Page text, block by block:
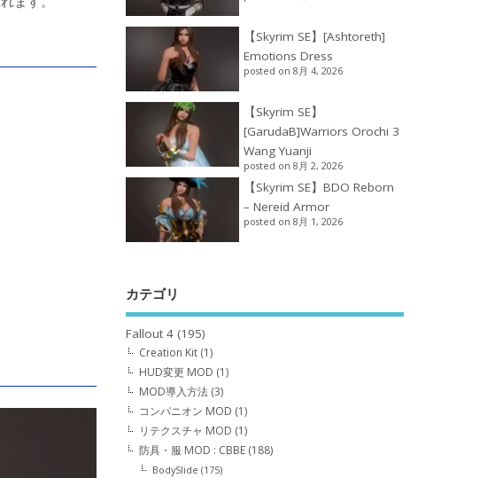
【Skyrim SE】[Ashtoreth]
Emotions Dress
posted on 8月 4, 2026
【Skyrim SE】
[GarudaB]Warriors Orochi 3
Wang Yuanji
posted on 8月 2, 2026
【Skyrim SE】BDO Reborn
– Nereid Armor
posted on 8月 1, 2026
カテゴリ
Fallout 4 (195)
Creation Kit (1)
HUD変更 MOD (1)
MOD導入方法 (3)
コンパニオン MOD (1)
リテクスチャ MOD (1)
防具・服 MOD : CBBE (188)
BodySlide (175)